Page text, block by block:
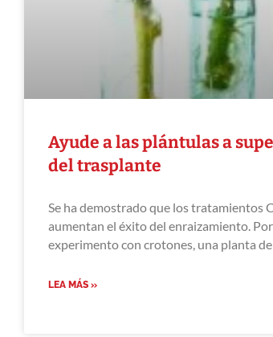
Ayude a las plántulas a
del trasplante
Se ha demostrado que los tratamientos
aumentan el éxito del enraizamiento.
experimento con crotones, una planta
LEA MÁS »